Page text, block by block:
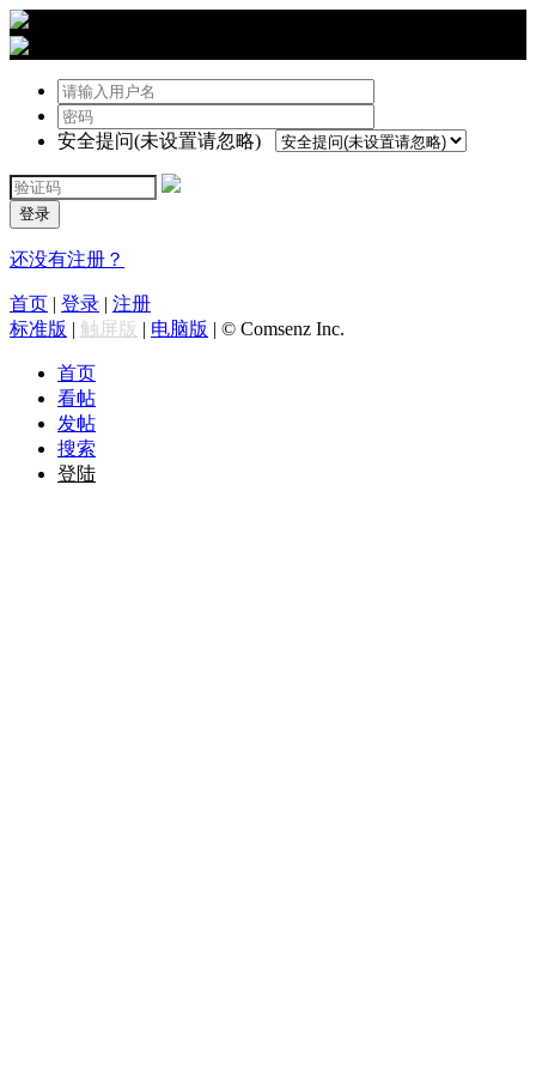
安全提问(未设置请忽略)
登录
还没有注册？
首页 | 登录 | 注册
标准版 | 触屏版 | 电脑版 | © Comsenz Inc.
首页
看帖
发帖
搜索
登陆